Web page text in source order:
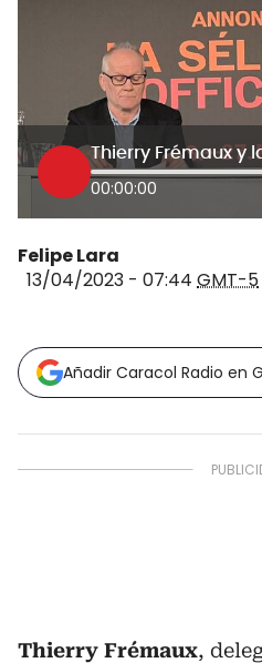
00:00:00
Felipe Lara
13/04/2023 - 07:44 GMT-5
Añadir Caracol Radio en
Thierry Frémaux,